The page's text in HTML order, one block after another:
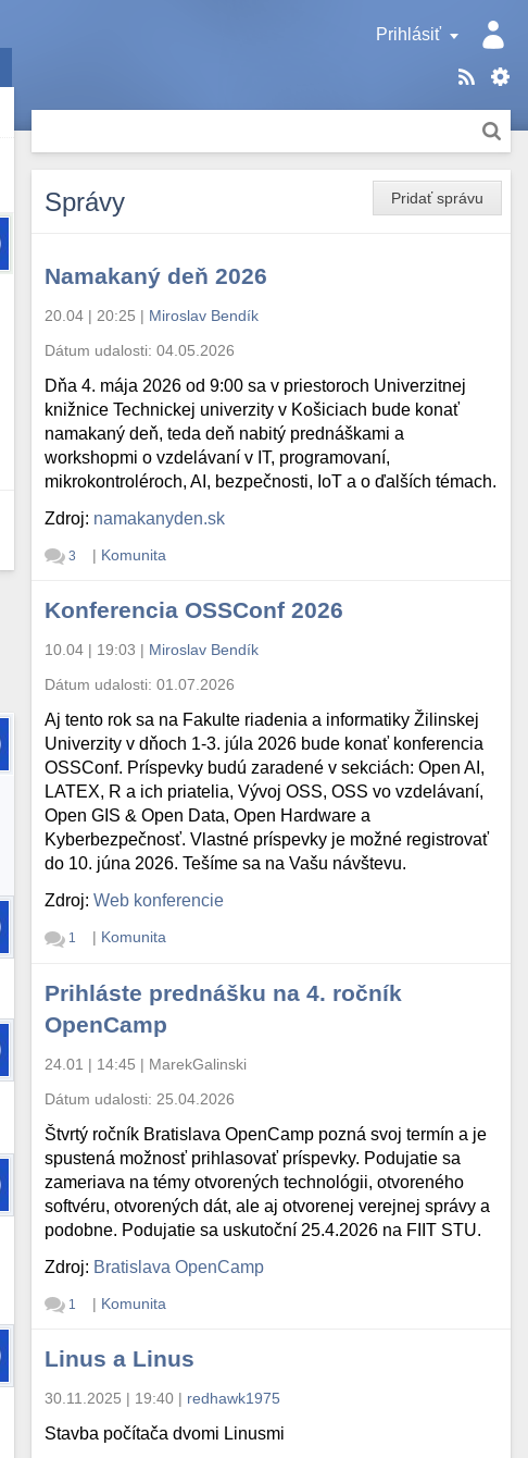
Prihlásiť
Pridať správu
Správy
Namakaný deň 2026
20.04 | 20:25 | Miroslav Bendík
Dátum udalosti:04.05.2026
Dňa 4. mája 2026 od 9:00 sa v priestoroch Univerzitnej
knižnice Technickej univerzity v Košiciach bude konať
namakaný deň, teda deň nabitý prednáškami a
workshopmi o vzdelávaní v IT, programovaní,
mikrokontroléroch, AI, bezpečnosti, IoT a o ďalších témach.
Zdroj: namakanyden.sk
3 | Komunita
Konferencia OSSConf 2026
10.04 | 19:03 | Miroslav Bendík
Dátum udalosti:01.07.2026
Aj tento rok sa na Fakulte riadenia a informatiky Žilinskej
Univerzity v dňoch 1-3. júla 2026 bude konať konferencia
OSSConf. Príspevky budú zaradené v sekciách: Open AI,
LATEX, R a ich priatelia, Vývoj OSS, OSS vo vzdelávaní,
Open GIS & Open Data, Open Hardware a
Kyberbezpečnosť. Vlastné príspevky je možné registrovať
do 10. júna 2026. Tešíme sa na Vašu návštevu.
Zdroj:Web konferencie
1 | Komunita
Prihláste prednášku na 4. ročník
OpenCamp
24.01 | 14:45 | MarekGalinski
Dátum udalosti: 25.04.2026
Štvrtý ročník Bratislava OpenCamp pozná svoj termín a je
spustená možnosť prihlasovať príspevky. Podujatie sa
zameriava na témy otvorených technológii, otvoreného
softvéru, otvorených dát, ale aj otvorenej verejnej správy a
podobne. Podujatie sa uskutoční 25.4.2026 na FIIT STU.
Zdroj: Bratislava OpenCamp
1 | Komunita
Linus a Linus
30.11.2025 | 19:40 | redhawk1975
Stavba počítača dvomi Linusmi